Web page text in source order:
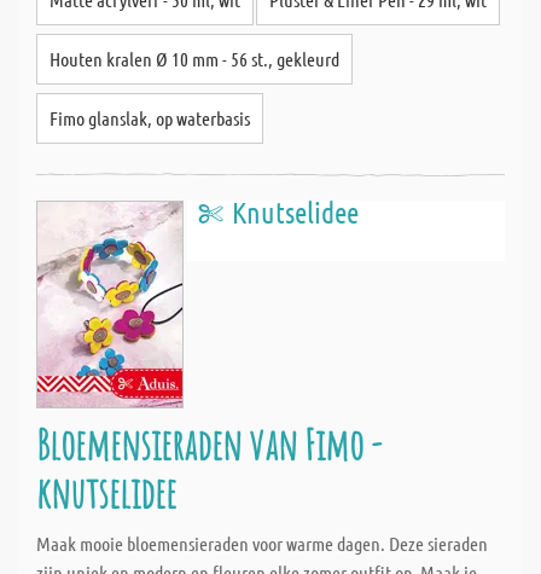
Houten kralen Ø 10 mm - 56 st., gekleurd
Fimo glanslak, op waterbasis
Knutselidee
Bloemensieraden van Fimo -
knutselidee
Maak mooie bloemensieraden voor warme dagen. Deze sieraden